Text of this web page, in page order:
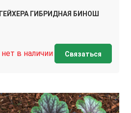
ГЕЙХЕРА ГИБРИДНАЯ БИНОШ
нет в наличии Связаться